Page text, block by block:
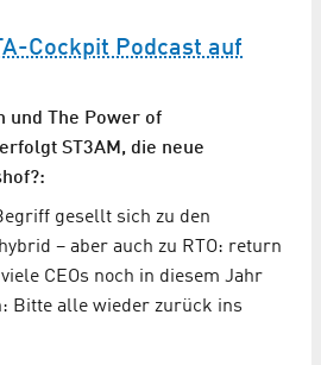
Cockpit Podcast auf
und The Power of
ST3AM, die neue
gesellt sich zu den
– aber auch zu RTO: return
CEOs noch in diesem Jahr
Bitte alle wieder zurück ins